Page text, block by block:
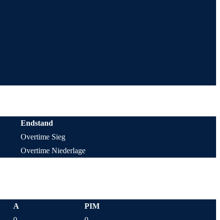
Endstand
Overtime Sieg
Overtime Niederlage
A
PIM